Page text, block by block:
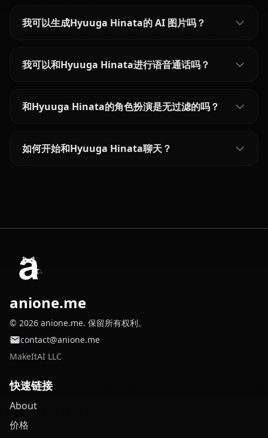
我可以生成Hyuuga Hinata的 AI 图片吗？
我可以和Hyuuga Hinata进行语音通话吗？
和Hyuuga Hinata的角色扮演是无过滤的吗？
如何开始和Hyuuga Hinata聊天？
anione.me
© 2026 anione.me. 保留所有权利。
contact@anione.me
MakeItAI LLC
快速链接
About
价格